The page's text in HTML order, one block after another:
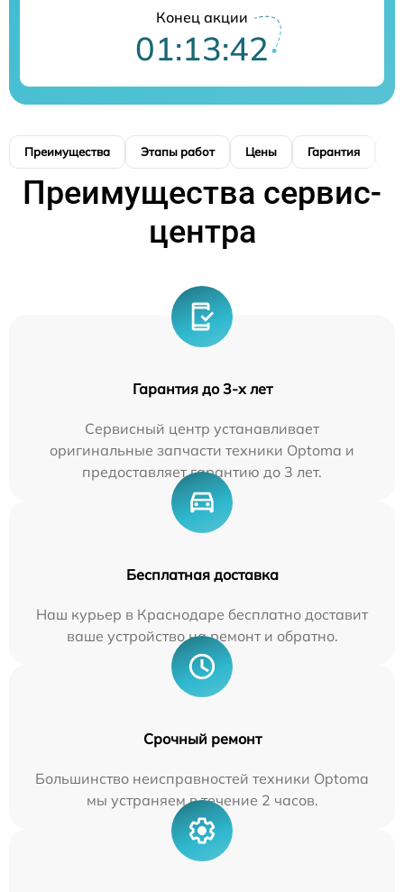
Конец акции
01:13:41
Преимущества Этапы работ Цены Гарантия
Преимущества сервис-
центра
Гарантия до 3-х лет
Сервисный центр устанавливает
оригинальные запчасти техники Optoma и
предоставляет гарантию до 3 лет.
Бесплатная доставка
Наш курьер в Краснодаре бесплатно доставит
ваше устройство на ремонт и обратно.
Срочный ремонт
Большинство неисправностей техники Optoma
мы устраняем в течение 2 часов.